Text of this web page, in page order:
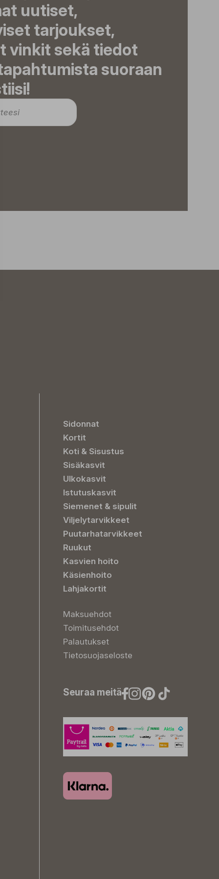
uutiset,
tarjoukset,
vinkit sekä tiedot
suoraan
Sidonnat
Kortit
Koti & Sisustus
Sisäkasvit
Ulkokasvit
Istutuskasvit
Siemenet & sipulit
Viljelytarvikkeet
Puutarhatarvikkeet
Ruukut
Kasvien hoito
Käsienhoito
Lahjakortit
Maksuehdot
Toimitusehdot
Palautukset
Tietosuojaseloste
Seuraa meitä